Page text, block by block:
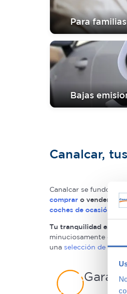
Para familias
Bajas
Canalcar,
Canalcar se fundó en
comprar o vender su
coches de ocasión y
Tu tranquilidad es
minuciosamente
una selección de